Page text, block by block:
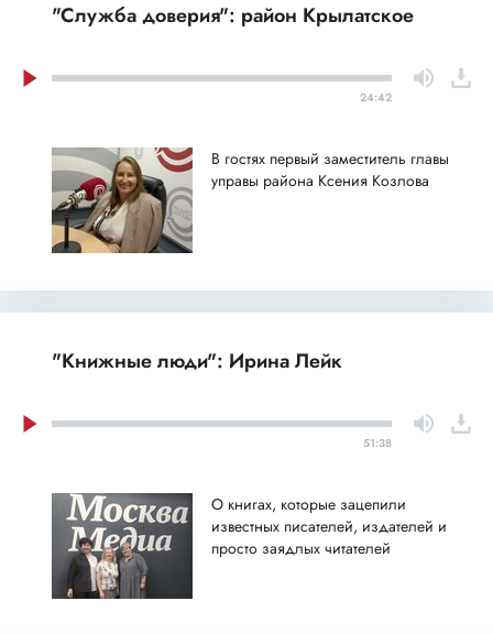
"Служба доверия": район Крылатское
24:42
В гостях первый заместитель главы
управы района Ксения Козлова
"Книжные люди": Ирина Лейк
51:38
О книгах, которые зацепили
известных писателей, издателей и
просто заядлых читателей